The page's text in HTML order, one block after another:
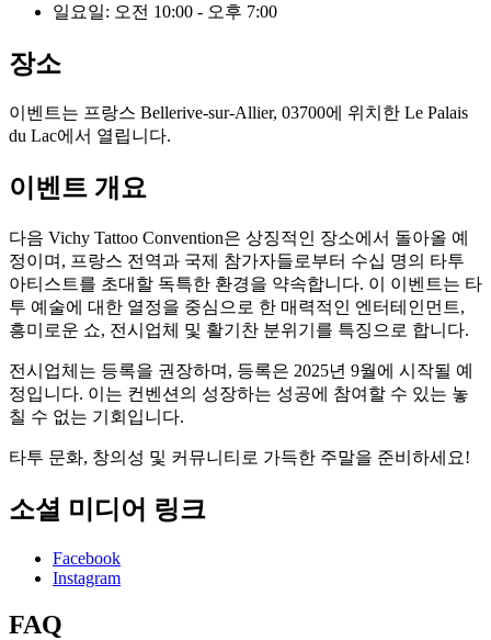
일요일: 오전 10:00 - 오후 7:00
장소
이벤트는 프랑스 Bellerive-sur-Allier, 03700에 위치한 Le Palais
du Lac에서 열립니다.
이벤트 개요
다음 Vichy Tattoo Convention은 상징적인 장소에서 돌아올 예
정이며, 프랑스 전역과 국제 참가자들로부터 수십 명의 타투
아티스트를 초대할 독특한 환경을 약속합니다. 이 이벤트는 타
투 예술에 대한 열정을 중심으로 한 매력적인 엔터테인먼트,
흥미로운 쇼, 전시업체 및 활기찬 분위기를 특징으로 합니다.
전시업체는 등록을 권장하며, 등록은 2025년 9월에 시작될 예
정입니다. 이는 컨벤션의 성장하는 성공에 참여할 수 있는 놓
칠 수 없는 기회입니다.
타투 문화, 창의성 및 커뮤니티로 가득한 주말을 준비하세요!
소셜 미디어 링크
Facebook
Instagram
FAQ